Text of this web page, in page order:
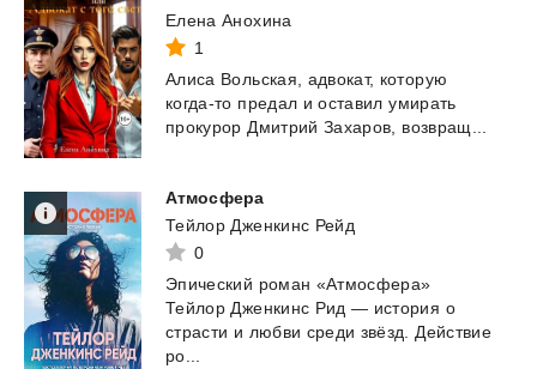
Елена Анохина
1
Алиса Вольская, адвокат, которую
когда-то предал и оставил умирать
прокурор Дмитрий Захаров, возвращ...
Атмосфера
Тейлор Дженкинс Рейд
0
Эпический роман «Атмосфера»
Тейлор Дженкинс Рид — история о
страсти и любви среди звёзд. Действие
ро...